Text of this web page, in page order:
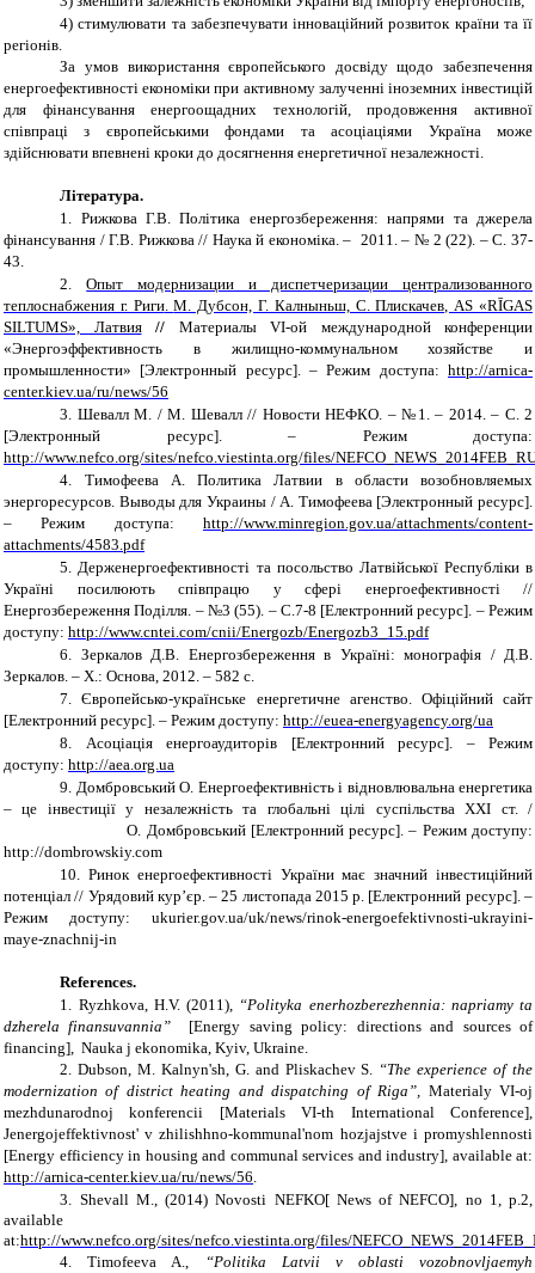
4) стимулювати та забезпечувати інноваційний розвиток країни та її
регіонів.
За умов використання європейського досвіду щодо забезпечення
енергоефективності економіки при активному залученні іноземних інвестицій
для фінансування енергоощадних технологій, продовження активної
співпраці з європейськими фондами та асоціаціями Україна може
здійснювати впевнені кроки до досягнення енергетичної незалежності.
Література.
1. Рижкова Г.В. Політика енергозбереження: напрями та джерела
фінансування / Г.В. Рижкова // Наука й економіка. – 2011. – № 2 (22). – С. 37-
43.
2.
Опыт модернизации и диспетчеризации централизованного
теплоснабжения г. Риги.М. Дубсон, Г. Калныньш, С. Плискачев, AS «RĪGAS
SILTUMS», Латвия// Материалы VI-oй международной конференции
«Энергоэффективность в жилищно-коммунальном хозяйстве и
промышленности» [Электронный ресурс]. – Режим доступа: http://arnica-
center.kiev.ua/ru/news/56
3. Шевалл М. / М. Шевалл // Новости НЕФКО. – №1. – 2014. – С. 2
[Электронный ресурс]. – Режим доступа:
http://www.nefco.org/sites/nefco.viestinta.org/files/
4.
Тимофеева А. Политика Латвии в области возобновляемых
энергоресурсов. Выводы для Украины / А. Тимофеева [Электронный ресурс].
– Режим доступа: http://www.minregion.gov.ua/attachments/content-
attachments/4583.pdf
5. Держенергоефективності та посольство Латвійської Республіки в
Україні посилюють співпрацю у сфері енергоефективності //
Енергозбереження Поділля. – №3 (55). – С.7-8 [Електронний ресурс]. – Режим
доступу: http://www.cntei.com/cnii/Energozb/Energozb3_15.pdf
6. Зеркалов Д.В. Енергозбереження в Україні: монографія / Д.В.
Зеркалов. – Х.: Основа, 2012. – 582 с.
7. Європейсько-українське енергетичне агенство. Офіційний сайт
[Електронний ресурс]. – Режим доступу: http://euea-energyagency.org/uа
8.
Асоціація енергоаудиторів [Електронний ресурс]. – Режим
доступу: http://aea.org.ua
9. Домбровський О. Енергоефективність і відновлювальна енергетика
– це інвестиції у незалежність та глобальні цілі суспільства ХХІ ст. /
О. Домбровський [Електронний ресурс]. – Режим доступу:
http://dombrowskiy.com
10. Ринок енергоефективності України має значний інвестиційний
потенціал // Урядовий кур’єр. – 25 листопада 2015 р. [Електронний ресурс]. –
Режим доступу: ukurier.gov.ua/uk/news/rinok-energoefektivnosti-ukrayini-
maye-znachnij-in
References.
1. Ryzhkova, H.V. (2011), “Polityka enerhozberezhennia: napriamy ta
dzherela finansuvannia”
[Energy saving policy: directions and sources of
financing], Nauka j ekonomika, Kyiv, Ukraine.
2. Dubson, M. Kalnyn'sh, G. and Pliskachev S. “The experience of the
modernization of district heating and dispatching of Riga”, Materialy VI-oj
mezhdunarodnoj konferencii [Materials VI-th International Conference],
Jenergojeffektivnost' v zhilishhno-kommunal'nom hozjajstve i promyshlennosti
[Energy efficiency in housing and communal services and industry], available at:
http://arnica-center.kiev.ua/ru/news/56.
3. Shevall M., (2014) Novosti NEFKO[ News of NEFCO], no 1, p.2,
available
at:http://www.nefco.org/sites/nefco.viestinta.org/files/
4.
Timofeeva A.,
“Politika Latvii v oblasti vozobnovljaemyh